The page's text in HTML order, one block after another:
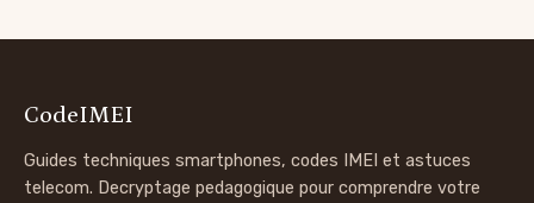
CodeIMEI
Guides techniques smartphones, codes IMEI et astuces
telecom. Decryptage pedagogique pour comprendre votre